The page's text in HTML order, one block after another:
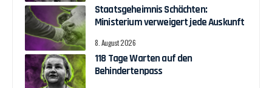
Staatsgeheimnis Schächten:
Ministerium verweigert jede Auskunft
8. August 2026
118 Tage Warten auf den
Behindertenpass